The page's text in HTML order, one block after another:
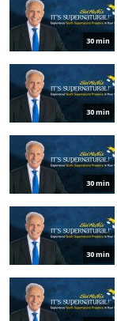
30 min
30 min
30 min
30 min